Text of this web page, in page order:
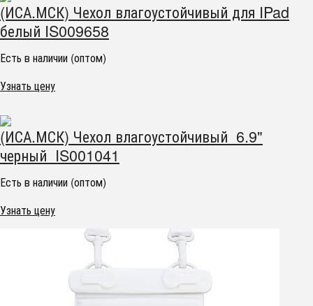
(ИСА.МСК) Чехол влагоустойчивый для IPad
белый IS009658
Есть в наличии (оптом)
Узнать цену
(ИСА.МСК) Чехол влагоустойчивый 6.9"
черный IS001041
Есть в наличии (оптом)
Узнать цену